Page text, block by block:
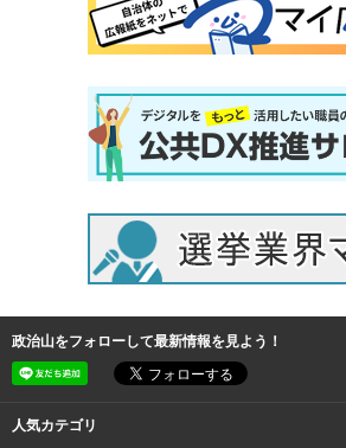
政治山をフォローして最新情報を見よう！
人気カテゴリ